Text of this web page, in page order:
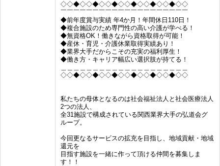
◇◇◆◇◇◆◇◇◆◇◇◆◇◇◆◇◇◆◇◇
￣￣￣￣￣￣￣￣￣￣￣￣￣￣￣￣￣￣￣￣
◆前年度賞与実績 年4か月！年間休日110日！
◆複合施設のため専門性の高い介護が学べる！
◆無資格OK！働きながら資格取得が可能！
◆産休・育児・介護休業取得実績あり！
◆業界大手だからこその充実の福利厚生！
◆働き方・キャリア幅広い選択肢が持てる！
◇◇◆◇◇◆◇◇◆◇◇◆◇◇◆◇◇◆◇◇
私たちの母体となるのは社会福祉法人と社会医療法人
2つの法人、
全31施設で構成されている関西業界大手の弘道会グ
ループ。
今回更なるサービスの拡充を目指し、地域貢献・地域
還元を
目指す施設を一緒に作って頂ける仲間を募集しま
す！！